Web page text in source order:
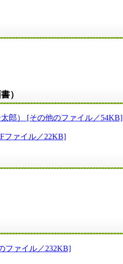
）
郎） [その他のファイル／54KB]
ファイル／22KB]
ファイル／232KB]